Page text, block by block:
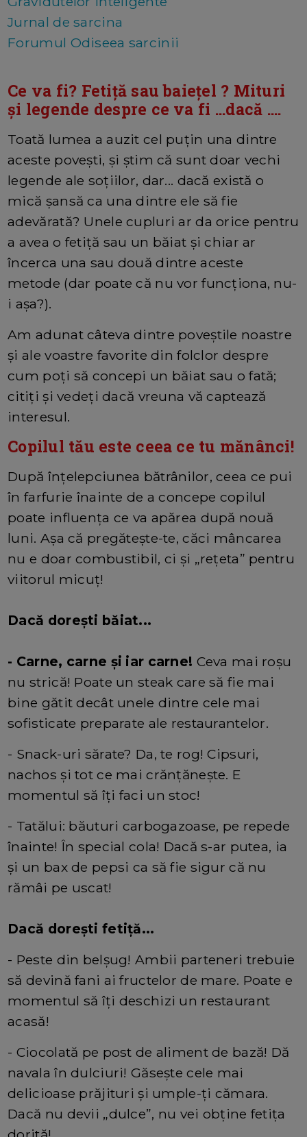
Jurnal de sarcina
Forumul Odiseea sarcinii
Ce va fi? Fetiță sau baiețel ? Mituri
și legende despre ce va fi ...dacă ....
Toată lumea a auzit cel puțin una dintre
aceste povești, și știm că sunt doar vechi
legende ale soțiilor, dar... dacă există o
mică șansă ca una dintre ele să fie
adevărată? Unele cupluri ar da orice pentru
a avea o fetiță sau un băiat și chiar ar
încerca una sau două dintre aceste
metode (dar poate că nu vor funcționa, nu-
i așa?).
Am adunat câteva dintre poveștile noastre
și ale voastre favorite din folclor despre
cum poți să concepi un băiat sau o fată;
citiți și vedeți dacă vreuna vă captează
interesul.
Copilul tău este ceea ce tu mănânci!
După înțelepciunea bătrânilor, ceea ce pui
în farfurie înainte de a concepe copilul
poate influența ce va apărea după nouă
luni. Așa că pregătește-te, căci mâncarea
nu e doar combustibil, ci și „rețeta” pentru
viitorul micuț!
Dacă dorești băiat...
- Carne, carne și iar carne! Ceva mai roșu
nu strică! Poate un steak care să fie mai
bine gătit decât unele dintre cele mai
sofisticate preparate ale restaurantelor.
- Snack-uri sărate? Da, te rog! Cipsuri,
nachos și tot ce mai crănțănește. E
momentul să îți faci un stoc!
- Tatălui: băuturi carbogazoase, pe repede
înainte! În special cola! Dacă s-ar putea, ia
și un bax de pepsi ca să fie sigur că nu
rămâi pe uscat!
Dacă dorești fetiță...
- Peste din belșug! Ambii parteneri trebuie
să devină fani ai fructelor de mare. Poate e
momentul să îți deschizi un restaurant
acasă!
- Ciocolată pe post de aliment de bază! Dă
navala în dulciuri! Găsește cele mai
delicioase prăjituri și umple-ți cămara.
Dacă nu devii „dulce”, nu vei obține fetița